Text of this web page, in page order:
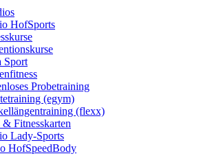
HofSports
Sport
Probetraining
(egym)
(flexx)
Fitnesskarten
Lady-Sports
HofSpeedBody